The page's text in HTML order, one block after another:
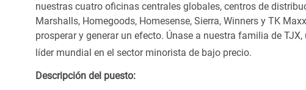
nuestras cuatro oficinas centrales globales, centros de
Marshalls, Homegoods, Homesense, Sierra, Winners y TK
prosperar y generar un efecto. Únase a nuestra familia de
líder mundial en el sector minorista de bajo precio.
Descripción del puesto: